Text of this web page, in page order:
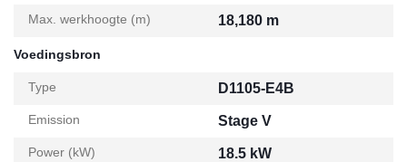
Max. werkhoogte (m) 18,180 m
Voedingsbron
Type D1105-E4B
Emission Stage V
Power (kW)
18.5 kW